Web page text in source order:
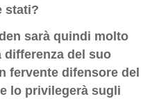
stati?
sarà quindi molto
differenza del suo
fervente difensore del
lo privilegerà sugli